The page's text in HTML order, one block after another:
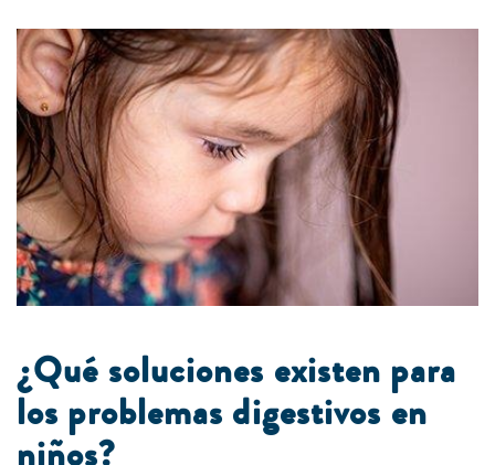
¿Qué soluciones existen para
los problemas digestivos en